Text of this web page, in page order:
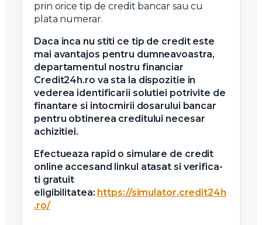
prin orice tip de credit bancar sau cu
plata numerar.
Daca inca nu stiti ce tip de credit este
mai avantajos pentru dumneavoastra,
departamentul nostru financiar
Credit24h.ro va sta la dispozitie in
vederea identificarii solutiei potrivite de
finantare si intocmirii dosarului bancar
pentru obtinerea creditului necesar
achizitiei.
Efectueaza rapid o simulare de credit
online accesand linkul atasat si verifica-
ti gratuit
eligibilitatea: https://simulator.credit24h
.ro/